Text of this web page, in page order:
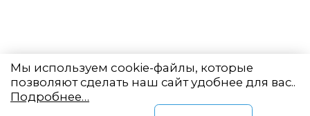
Мы используем cookie-файлы, которые
позволяют сделать наш сайт удобнее для вас..
Подробнее…